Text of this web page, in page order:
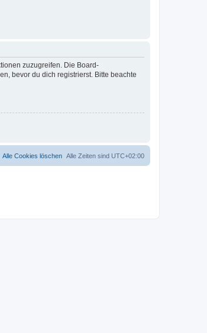
zuzugreifen. Die Board-
bevor du dich registrierst. Bitte beachte
Alle Zeiten sind UTC+02:00
Alle Cookies löschen